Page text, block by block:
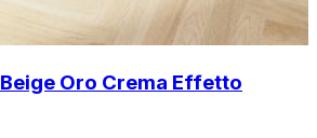
Beige Oro Crema Effetto